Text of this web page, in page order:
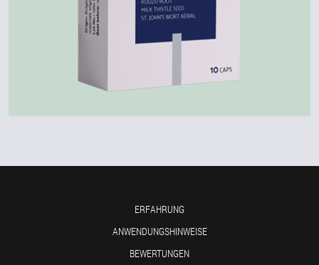
ERFAHRUNG
ANWENDUNGSHINWEISE
BEWERTUNGEN